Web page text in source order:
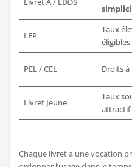
LEP
Taux
éligibles
PEL / CEL Droits
Livret Jeune
Taux
attractif
Chaque livret a une vocation